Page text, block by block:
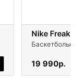
Nike Freak 7
19 990р.